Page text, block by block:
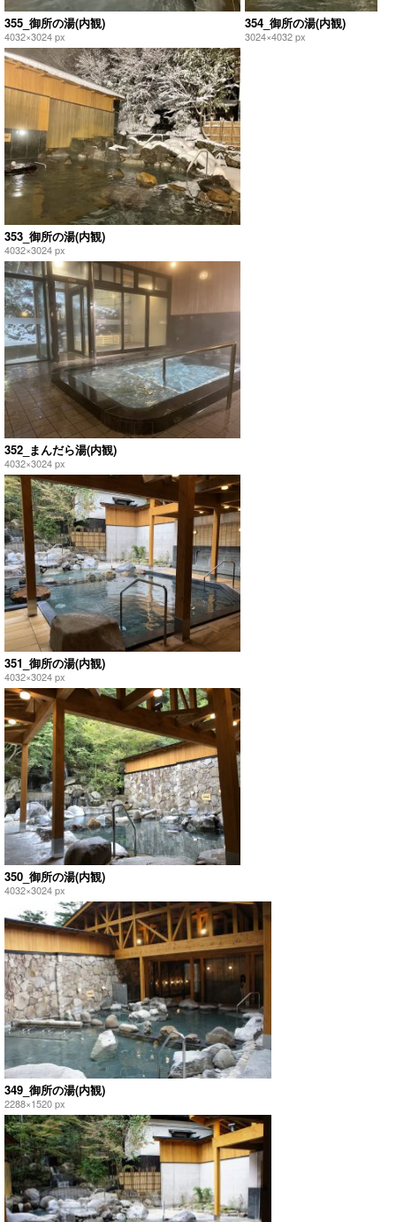
355_御所の湯(内観)
4032×3024 px
354_御所の湯(内観)
3024×4032 px
353_御所の湯(内観)
4032×3024 px
352_まんだら湯(内観)
4032×3024 px
351_御所の湯(内観)
4032×3024 px
350_御所の湯(内観)
4032×3024 px
349_御所の湯(内観)
2288×1520 px